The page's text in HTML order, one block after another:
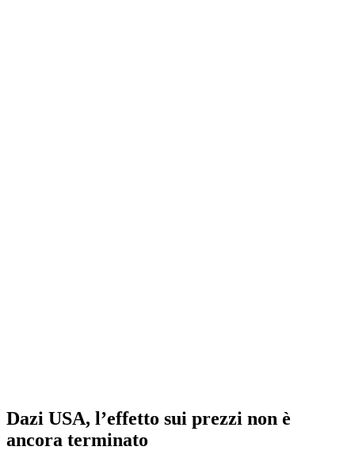
Dazi USA, l’effetto sui prezzi non è
ancora terminato